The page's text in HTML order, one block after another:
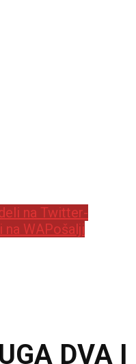
na Twitter-
na WAPošalji
DVA I